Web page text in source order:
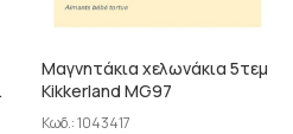
Μαγνητάκια χελωνάκια 5τεμ
Kikkerland MG97
Κωδ.:1043417